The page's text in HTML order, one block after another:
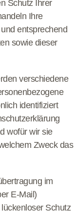
Schutz Ihrer
Ihre
entsprechend
sowie dieser
verschiedene
identifiziert
wofür wir sie
Zweck das
im
E-Mail)
Schutz